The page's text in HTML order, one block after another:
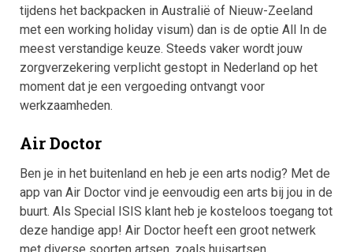
tijdens het backpacken in Australië of Nieuw-Zeeland
met een working holiday visum) dan is de optie All In de
meest verstandige keuze. Steeds vaker wordt jouw
zorgverzekering verplicht gestopt in Nederland op het
moment dat je een vergoeding ontvangt voor
werkzaamheden.
Air Doctor
Ben je in het buitenland en heb je een arts nodig? Met de
app van Air Doctor vind je eenvoudig een arts bij jou in de
buurt. Als Special ISIS klant heb je kosteloos toegang tot
deze handige app! Air Doctor heeft een groot netwerk
met diverse soorten artsen, zoals huisartsen,